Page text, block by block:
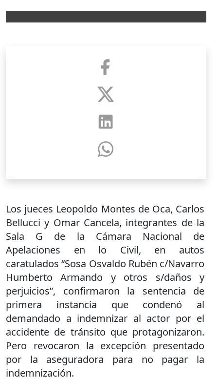
Los jueces Leopoldo Montes de Oca, Carlos
Bellucci y Omar Cancela, integrantes de la
Sala G de la Cámara Nacional de
Apelaciones en lo Civil, en autos
caratulados “Sosa Osvaldo Rubén c/Navarro
Humberto Armando y otros s/daños y
perjuicios”, confirmaron la sentencia de
primera instancia que condenó al
demandado a indemnizar al actor por el
accidente de tránsito que protagonizaron.
Pero revocaron la excepción presentado
por la aseguradora para no pagar la
indemnización.